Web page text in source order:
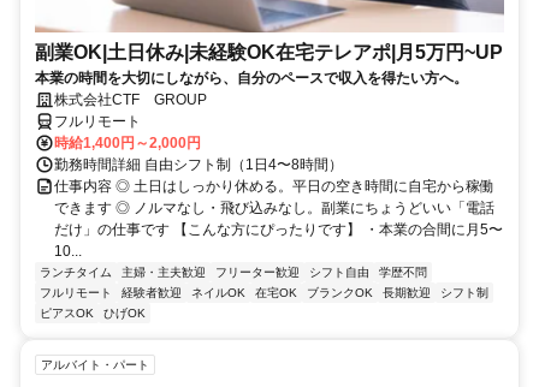
副業OK|土日休み|未経験OK在宅テレアポ|月5万円~UP
本業の時間を大切にしながら、自分のペースで収入を得たい方へ。
株式会社CTF GROUP
フルリモート
時給1,400円～2,000円
勤務時間詳細 自由シフト制（1日4〜8時間）
仕事内容 ◎ 土日はしっかり休める。平日の空き時間に自宅から稼働
できます ◎ ノルマなし・飛び込みなし。副業にちょうどいい「電話
だけ」の仕事です 【こんな方にぴったりです】 ・本業の合間に月5〜
10...
ランチタイム 主婦・主夫歓迎 フリーター歓迎 シフト自由
学歴不問
フルリモート
経験者歓迎 ネイルOK 在宅OK ブランクOK 長期歓迎
シフト制
ピアスOK
ひげOK
アルバイト・パート